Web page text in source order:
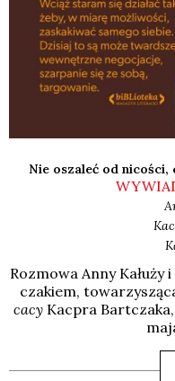
Nie oszaleć od
Roz­mo­wa Anny
cza­kiem,
cacy Kac­pra